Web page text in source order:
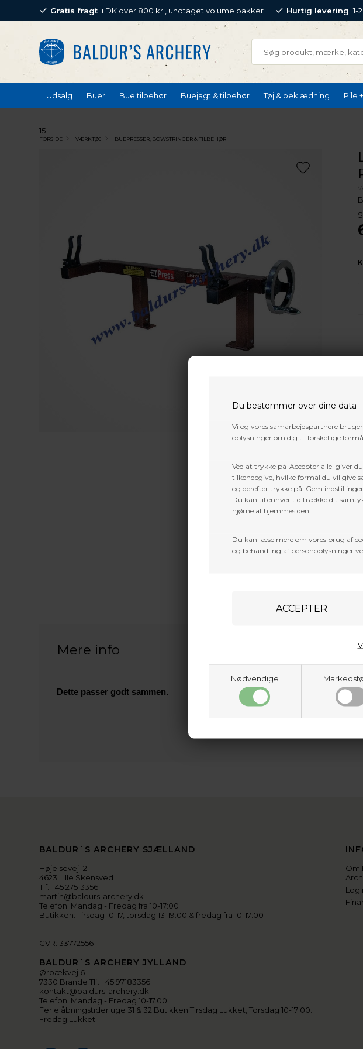
Du bestemmer over dine data
Vi og vores samarbejdspartnere
oplysninger om dig til forskellige
Ved at trykke på 'Accepter alle' giver
tilkendegive, hvilke formål du vil give
og derefter trykke på 'Gem
Du kan til enhver tid trække dit
hjørne af hjemmesiden.
Du kan læse mere om vores brug af
og behandling af personoplysninger
Nødvendige
Gratis fragt i DK over 800 kr., undtaget volume pakker Hurtig levering 1-
Udsalg Buer Bue tilbehør Buejagt & tilbehør Tøj & beklædning Pile
15
FORSIDE VÆRKTØJ BUEPRESSER, BOWSTRINGER & TILBEHØR
Mere info
Dette passer godt sammen.
BALDUR´S ARCHERY SJÆLLAND
Højelsevej 12
4623 Lille Skensved
Tlf. +45 27513356
martin@baldurs-archery.dk
Telefon: Mandag - Fredag fra 10-17:00
Butikken: Tirsdag 10-17, torsdag 13-19:00 & fredag fra 10-17:00
CVR: 33772556
BALDUR´S ARCHERY JYLLAND
Ørbækvej 6
7330 Brande Tlf. +45 97183356
kontakt@baldurs-archery.dk
Telefon: Mandag - Fredag 10-17.00
Ferie åbningstider uge 31 & 32 Butikken Tirsdag Lukket, Torsdag 10-17:00.
Fredag Lukket
Om
Log